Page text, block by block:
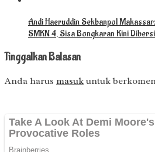
Andi Haeruddin Sekbanpol
SMKN 4, Sisa Bongkaran Kini
Tinggalkan Balasan
Anda harus masuk untuk